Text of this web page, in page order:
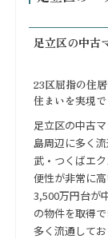
足立区の中古
23区屈指の住
住まいを実現
足立区の中古
島周辺に多く
武・つくばエ
便性が非常に
3,500万円台が
の物件を取得
多く流通して